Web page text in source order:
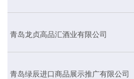
青岛龙贞高品汇酒业有限公司
青岛绿辰进口商品展示推广有限公司